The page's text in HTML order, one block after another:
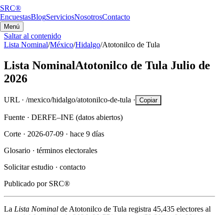
SRC®
EncuestasBlogServiciosNosotrosContacto
Menú
Saltar al contenido
Lista Nominal/México/Hidalgo/Atotonilco de Tula
Lista NominalAtotonilco de Tula Julio de
2026
URL · /mexico/hidalgo/atotonilco-de-tula · Copiar
Fuente · DERFE–INE (datos abiertos)
Corte · 2026-07-09 · hace 9 días
Glosario · términos electorales
Solicitar estudio · contacto
Publicado por SRC®
La Lista Nominal de Atotonilco de Tula registra 45,435 electores al